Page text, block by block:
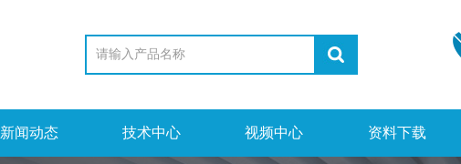
新闻动态 技术中心 视频中心 资料下载